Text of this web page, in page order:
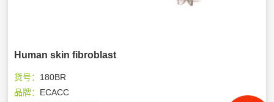
Human skin fibroblast
货号： 180BR
品牌： ECACC